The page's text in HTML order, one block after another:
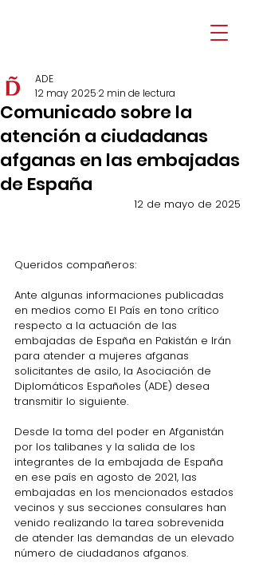
Comunicado sobre la
atención a ciudadanas
afganas en las embajadas
de España
ADE
12 may 2025 2 min de lectura
12 de mayo de 2025
Queridos compañeros:
Ante algunas informaciones publicadas
en medios como El País en tono crítico
respecto a la actuación de las
embajadas de España en Pakistán e Irán
para atender a mujeres afganas
solicitantes de asilo, la Asociación de
Diplomáticos Españoles (ADE) desea
transmitir lo siguiente.
Desde la toma del poder en Afganistán
por los talibanes y la salida de los
integrantes de la embajada de España
en ese país en agosto de 2021, las
embajadas en los mencionados estados
vecinos y sus secciones consulares han
venido realizando la tarea sobrevenida
de atender las demandas de un elevado
número de ciudadanos afganos.